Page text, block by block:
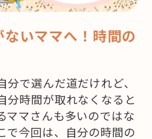
いママへ！時間の
で選んだ道だけれど、
分時間が取れなくなると
ママさんも多いのではな
で今回は、自分の時間の